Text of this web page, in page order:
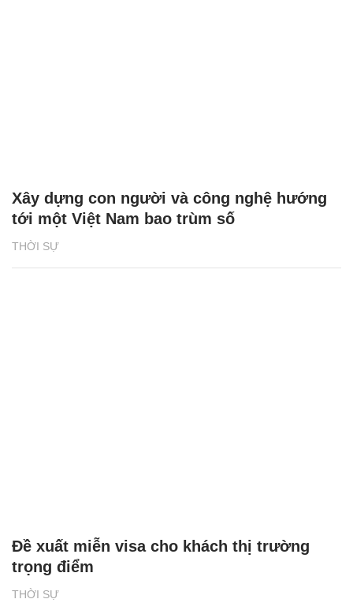
THỜI SỰ
Xây dựng con người và công nghệ hướng
tới một Việt Nam bao trùm số
THỜI SỰ
Đề xuất miễn visa cho khách thị trường
trọng điểm